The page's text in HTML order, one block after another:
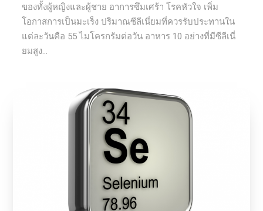
ของทั้งผู้หญิงและผู้ชาย อาการซึมเศร้า โรคหัวใจ เพิ่ม
โอกาสการเป็นมะเร็ง ปริมาณซีลีเนี่ยมที่ควรรับประทานใน
แต่ละวันคือ 55 ไมโครกรัมต่อวัน อาหาร 10 อย่างที่มีซีลีเนี่
ยมสูง...